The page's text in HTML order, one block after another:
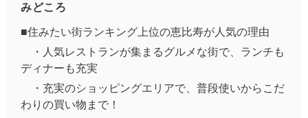
みどころ
■住みたい街ランキング上位の恵比寿が人気の理由
・人気レストランが集まるグルメな街で、ランチも
ディナーも充実
・充実のショッピングエリアで、普段使いからこだ
わりの買い物まで！